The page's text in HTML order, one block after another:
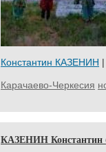
Константин КАЗЕНИН
Карачаево-Черкесия
КАЗЕНИН Константин